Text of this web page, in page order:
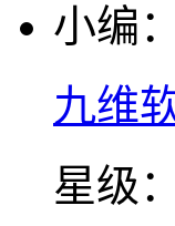
小编：
九维
星级：